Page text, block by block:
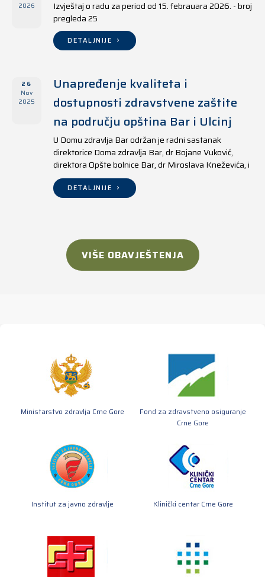
2026
Izvještaj o radu za period od 15. febrauara 2026. - broj
pregleda 25
DETALJNIJE
26
Nov
2025
Unapređenje kvaliteta i
dostupnosti zdravstvene zaštite
na području opština Bar i Ulcinj
U Domu zdravlja Bar održan je radni sastanak
direktorice Doma zdravlja Bar, dr Bojane Vuković,
direktora Opšte bolnice Bar, dr Miroslava Kneževića, i
direktora Doma zdravlja Ulcinj, Kreshnika Mustafe.
DETALJNIJE
VIŠE OBAVJEŠTENJA
Ministarstvo zdravlja Crne Gore
Fond za zdravstveno osiguranje
Crne Gore
Institut za javno zdravlje Klinički centar Crne Gore